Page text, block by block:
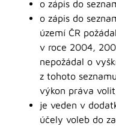
o zápis do
o zápis do
území ČR
v roce 2004,
nepožádal o
z tohoto
výkon práva
je veden v
účely voleb do